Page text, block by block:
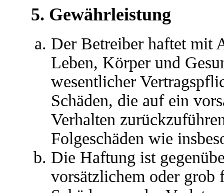
5. Gewährleistung
Der Betreiber haftet mit
Leben, Körper und
wesentlicher
Schäden, die auf ein
Verhalten
Folgeschäden wie
Die Haftung ist
vorsätzlichem oder grob